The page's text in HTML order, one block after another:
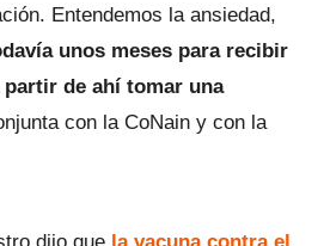
Entendemos la ansiedad,
unos meses para recibir
de ahí tomar una
con la CoNain y con la